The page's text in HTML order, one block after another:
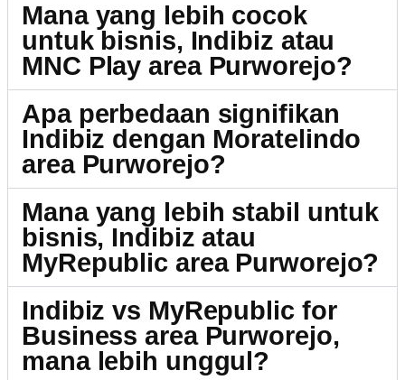
Mana yang lebih cocok
untuk bisnis, Indibiz atau
MNC Play area Purworejo?
Apa perbedaan signifikan
Indibiz dengan Moratelindo
area Purworejo?
Mana yang lebih stabil untuk
bisnis, Indibiz atau
MyRepublic area Purworejo?
Indibiz vs MyRepublic for
Business area Purworejo,
mana lebih unggul?